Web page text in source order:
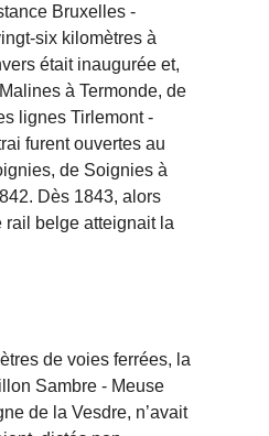
Bruxelles -
six kilomètres à
était inaugurée et,
à Termonde, de
lignes Tirlemont -
furent ouvertes au
de Soignies à
Dès 1843, alors
rail belge atteignait la
de voies ferrées, la
Sambre - Meuse
de la Vesdre, n’avait